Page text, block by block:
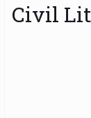
Civil